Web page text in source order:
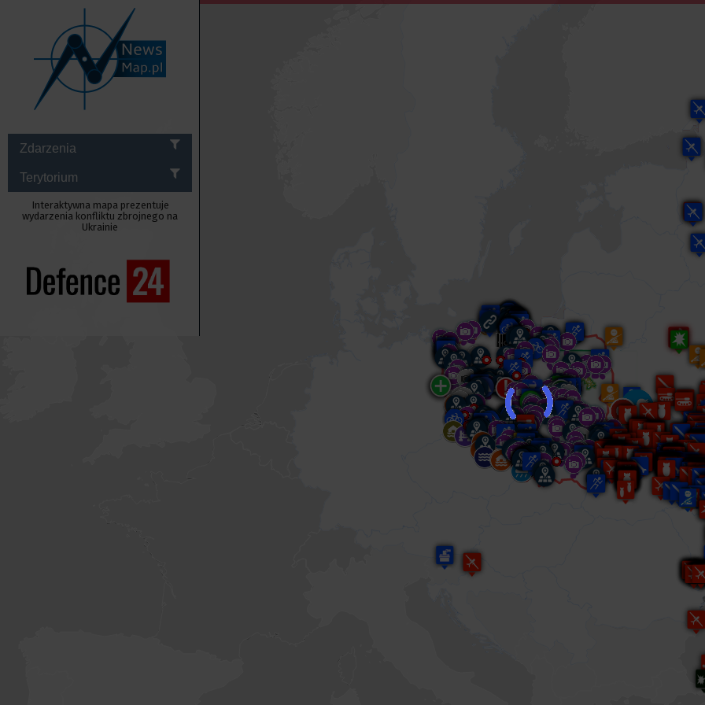
Zdarzenia
Terytorium
Interaktywna mapa prezentuje
wydarzenia konfliktu zbrojnego na
Ukrainie